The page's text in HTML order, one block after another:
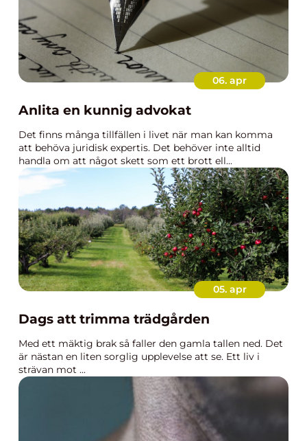
06. apr
Anlita en kunnig advokat
Det finns många tillfällen i livet när man kan komma
att behöva juridisk expertis. Det behöver inte alltid
handla om att något skett som ett brott ell...
05. apr
Dags att trimma trädgården
Med ett mäktig brak så faller den gamla tallen ned. Det
är nästan en liten sorglig upplevelse att se. Ett liv i
strävan mot ...